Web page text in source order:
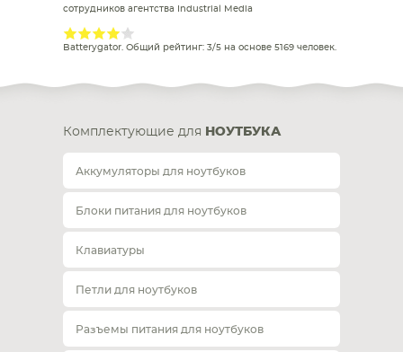
сотрудников агентства Industrial Media
Batterygator. Общий рейтинг: 3/5 на основе 5169 человек.
Комплектующие для НОУТБУКА
Аккумуляторы для ноутбуков
Блоки питания для ноутбуков
Клавиатуры
Петли для ноутбуков
Разъемы питания для ноутбуков